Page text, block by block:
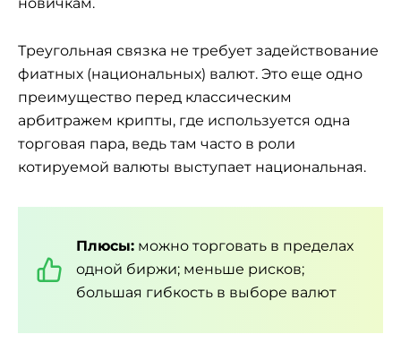
Треугольная связка не требует задействование
фиатных (национальных) валют. Это еще одно
преимущество перед классическим
арбитражем крипты, где используется одна
торговая пара, ведь там часто в роли
котируемой валюты выступает национальная.
Плюсы: можно торговать в пределах
одной биржи; меньше рисков;
большая гибкость в выборе валют